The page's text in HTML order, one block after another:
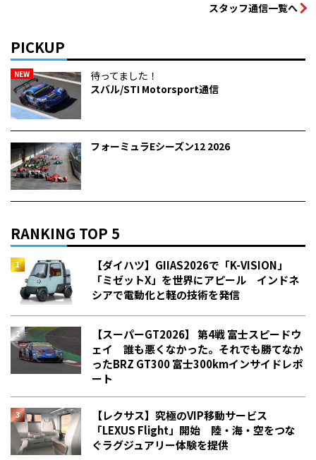
スタッフ通信一覧へ
PICKUP
NEW
待ってました！
スバル/STI Motorsport通信
フォーミュラEシーズン12 2026
RANKING TOP 5
【ダイハツ】GIIAS2026で「K-VISION」
「ミゼットX」を世界にアピール インドネ
シアで電動化と軽の技術を発信
【スーパーGT2026】 第4戦 富士スピードウ
ェイ 誰も悪くなかった。それでも勝てなか
った――BRZ GT300 富士300kmインサイドレポ
ート
【レクサス】究極のVIP移動サービス
「LEXUS Flight」開始 陸・海・空をつな
ぐラグジュアリー体験を提供